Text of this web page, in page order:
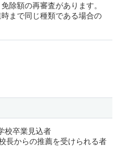
除額の再審査があります。
時まで同じ種類である場合の
校卒業見込者
長からの推薦を受けられる者